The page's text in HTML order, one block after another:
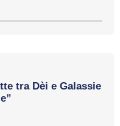
tra Dèi e Galassie